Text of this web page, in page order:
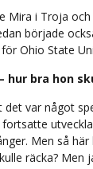
Mira i Troja
började
Ohio State
hur bra hon
var något
Men så här
räcka? Men